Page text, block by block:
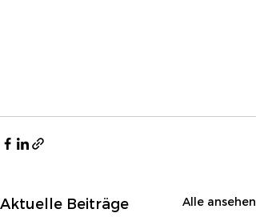
Aktuelle Beiträge Alle ansehen